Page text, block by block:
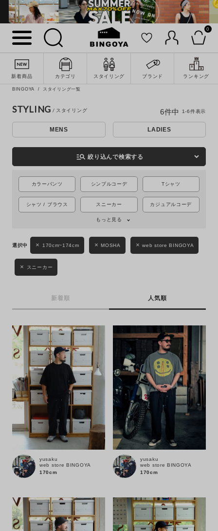
0
新着商品 カテゴリ スタイリング ブランド ランキング
性別
MENS KIDS
カテゴリ
ブランド
BINGOYA スタイリング一覧
STYLING
MENS LADIES
manage_search 絞り込んで検索する
カラーパンツ シンプルコーデ Tシャツ
シャツ / ブラウス スニーカー カジュアルコーデ
もっと見る
170cm~174cm MOSHA web store BINGOYA
スニーカー
新着順 人気順
6件中 1-6件表示
yusaku
web store BINGOYA
170cm
yusaku
web store BINGOYA
170cm